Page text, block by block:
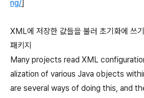
ng/]
XML에 저장한 값들을 불러 초기화에 쓰
패키지
Many projects read XML
alization of various Java objects
are several ways of doing this, and